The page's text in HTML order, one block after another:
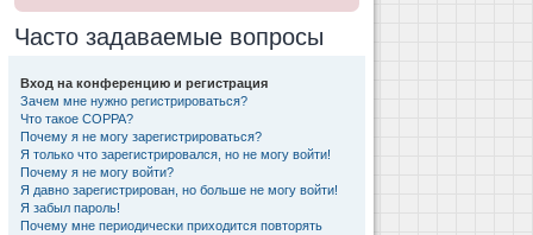
Часто задаваемые вопросы
Вход на конференцию и регистрация
Зачем мне нужно регистрироваться?
Что такое COPPA?
Почему я не могу зарегистрироваться?
Я только что зарегистрировался, но не могу войти!
Почему я не могу войти?
Я давно зарегистрирован, но больше не могу войти!
Я забыл пароль!
Почему мне периодически приходится повторять